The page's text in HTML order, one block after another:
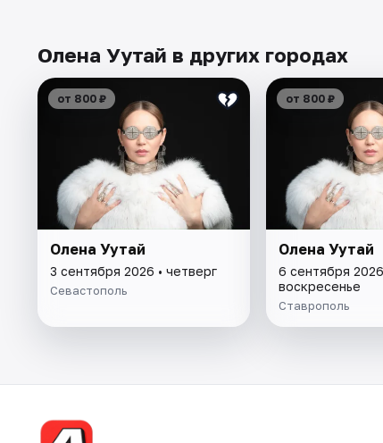
Олена Уутай в других городах
от 800 ₽
Олена Уутай
3 сентября 2026 • четверг
Севастополь
от 800 ₽
Олена Уутай
6 сентября 2026
воскресенье
Ставрополь